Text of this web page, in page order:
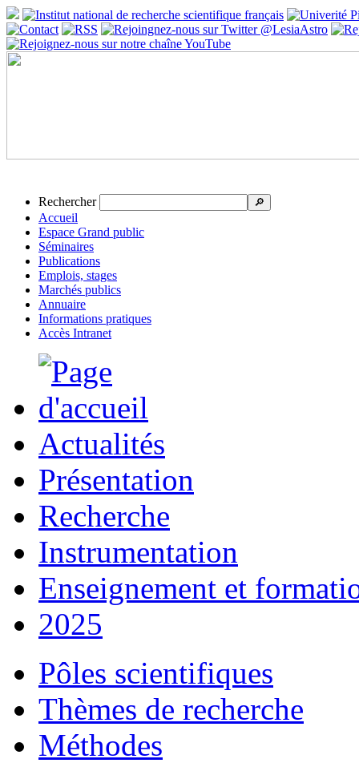
Rechercher 🔎
Accueil
Espace Grand public
Séminaires
Publications
Emplois, stages
Marchés publics
Annuaire
Informations pratiques
Accès Intranet
Actualités
Présentation
Recherche
Instrumentation
Enseignement et
2025
Pôles scientifiques
Thèmes de recherche
Méthodes